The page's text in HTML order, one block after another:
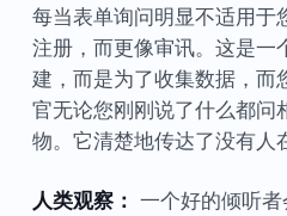
每当表单询问明显不适用于
注册，而更像审讯。这是一
建，而是为了收集数据，而
官无论您刚刚说了什么都问
物。它清楚地传达了没有人
人类观察： 一个好的倾听